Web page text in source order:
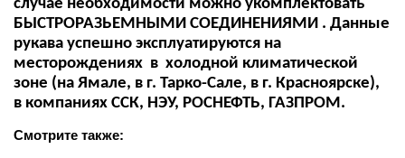
случае необходимости можно укомплектовать
БЫСТРОРАЗЬЕМНЫМИ СОЕДИНЕНИЯМИ . Данные
рукава успешно эксплуатируются на
месторождениях в холодной климатической
зоне (на Ямале, в г. Тарко-Сале, в г. Красноярске),
в компаниях ССК, НЭУ, РОСНЕФТЬ, ГАЗПРОМ.
Смотрите также: